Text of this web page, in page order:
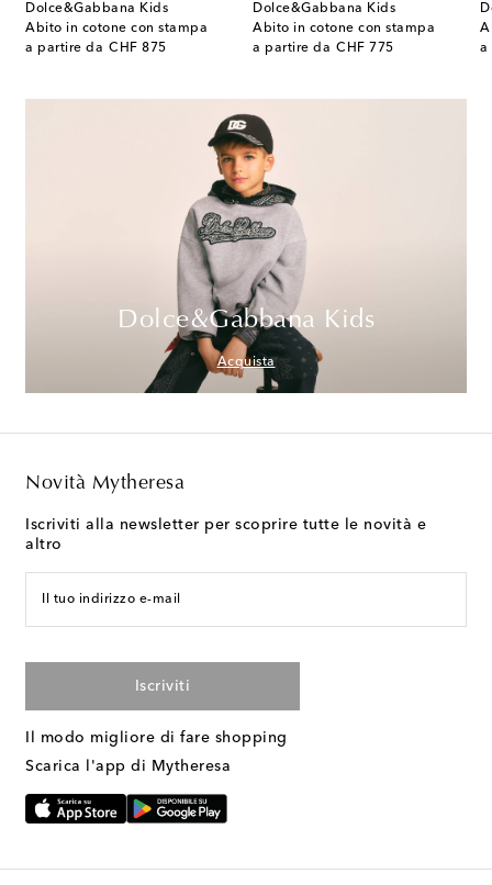
Dolce&Gabbana Kids
Abito in cotone con stampa
a partire da CHF 875
original price
Dolce&Gabbana Kids
Abito in cotone con stampa
a partire da CHF 775
original price a
Dolce&Gabbana Kids
Acquista
Novità Mytheresa
Iscriviti alla newsletter per scoprire tutte le novità e
altro
Il tuo indirizzo e-mail
Iscriviti
Il modo migliore di fare shopping
Scarica l'app di Mytheresa